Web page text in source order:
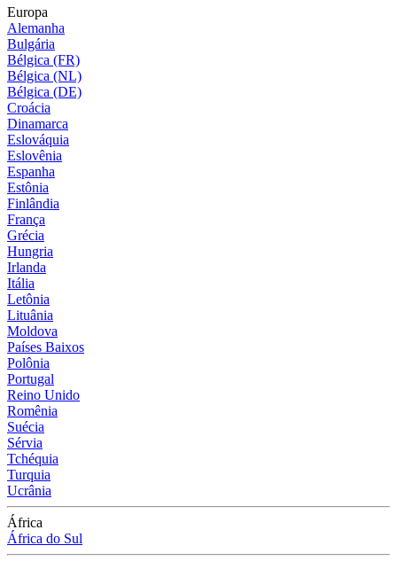
Europa
Alemanha
Bulgária
Bélgica (FR)
Bélgica (NL)
Bélgica (DE)
Croácia
Dinamarca
Eslováquia
Eslovênia
Espanha
Estônia
Finlândia
França
Grécia
Hungria
Irlanda
Itália
Letônia
Lituânia
Moldova
Países Baixos
Polônia
Portugal
Reino Unido
Romênia
Suécia
Sérvia
Tchéquia
Turquia
Ucrânia
África
África do Sul